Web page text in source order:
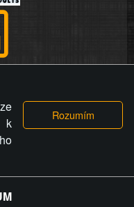
opatření provozovatele
fotografii nebo video na
fotografie, videa nebo
uplatnit vůči
náhradu škody nebo
k